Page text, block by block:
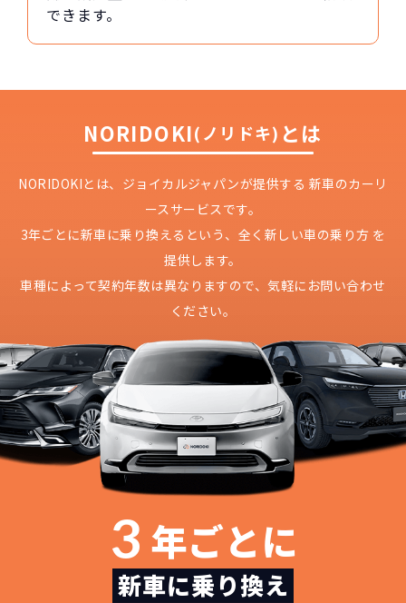
できます。
NORIDOKI(ノリドキ) とは
NORIDOKIとは、ジョイカルジャパンが提供する 新車のカーリ
ースサービスです。
3年ごとに新車に乗り換えるという、 全く新しい車の乗り方 を
提供します。
車種によって契約年数は異なりますので、気軽にお問い合わせ
ください。
3 年ごとに
新車に乗り換え